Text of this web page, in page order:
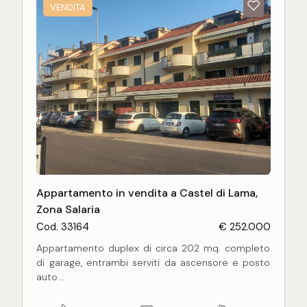
ben distribuiti, risultando una soluzione ideale per
famiglie o per chi ricerca comfort e metrature
generose.
VENDITA
Appartamento in vendita a Castel di Lama,
Zona Salaria
Cod. 33164 € 252.000
Appartamento duplex di circa 202 mq. completo
di garage, entrambi serviti da ascensore e posto
auto.